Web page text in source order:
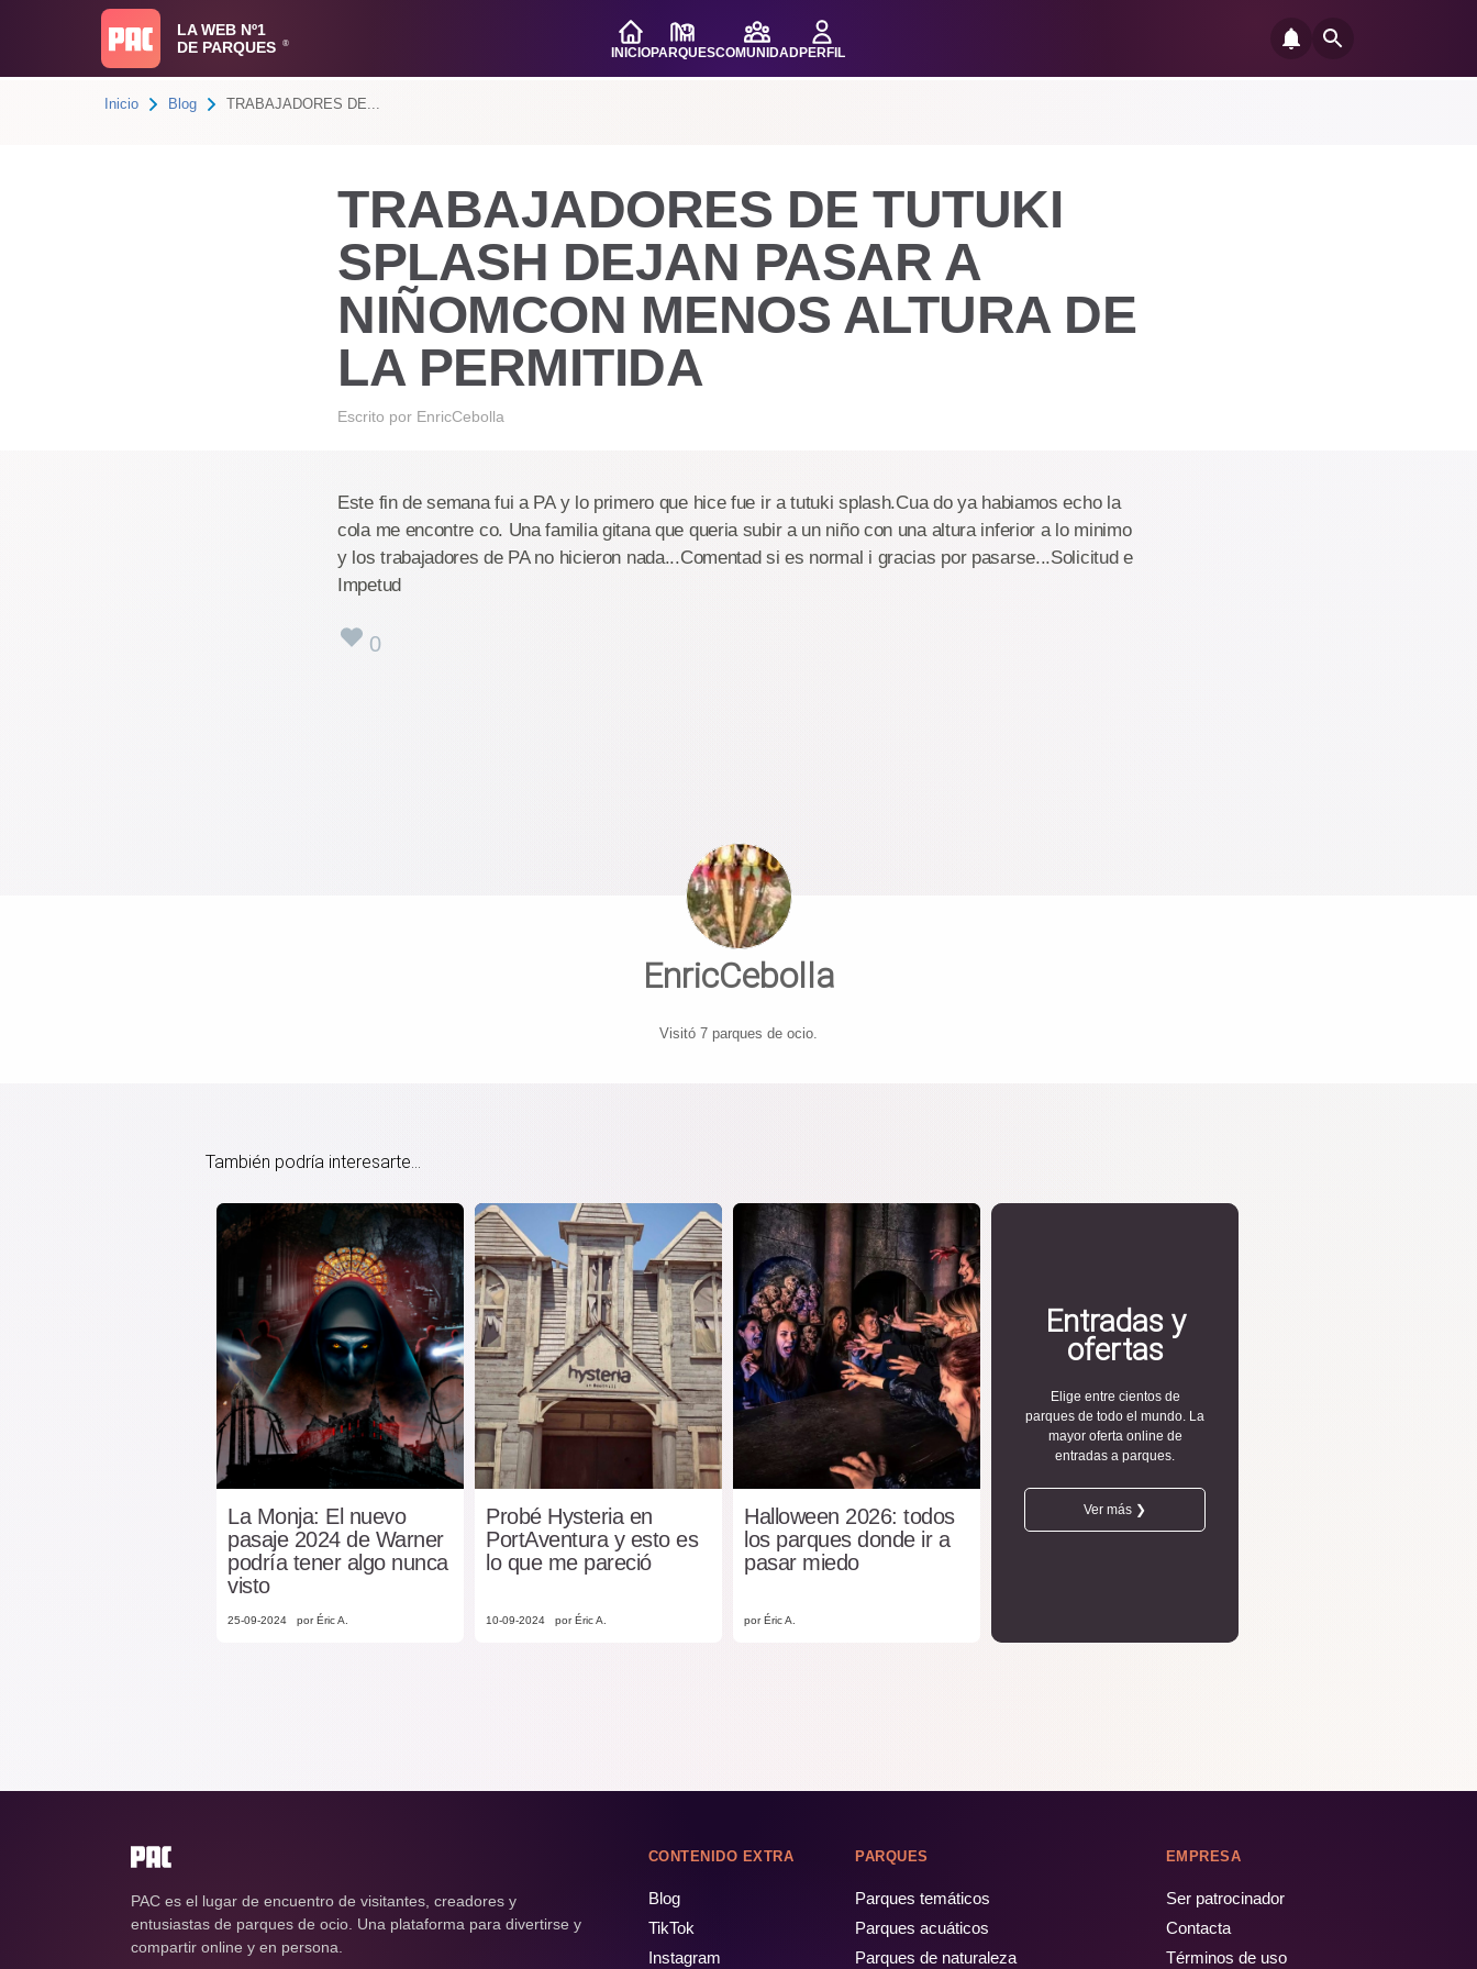
LA WEB Nº1
DE PARQUES
®
INICIOPARQUESCOMUNIDADPERFIL
Inicio Blog TRABAJADORES DE...
TRABAJADORES DE TUTUKI
SPLASH DEJAN PASAR A
NIÑOMCON MENOS ALTURA DE
LA PERMITIDA
Escrito por EnricCebolla
Este fin de semana fui a PA y lo primero que hice fue ir a tutuki splash.Cua do ya habiamos echo la
cola me encontre co. Una familia gitana que queria subir a un niño con una altura inferior a lo minimo
y los trabajadores de PA no hicieron nada...Comentad si es normal i gracias por pasarse...Solicitud e
Impetud
0
EnricCebolla
Visitó 7 parques de ocio.
También podría interesarte...
La Monja: El nuevo
pasaje 2024 de Warner
podría tener algo nunca
visto
25-09-2024 por Éric A.
Probé Hysteria en
PortAventura y esto es
lo que me pareció
10-09-2024 por Éric A.
Halloween 2026: todos
los parques donde ir a
pasar miedo
por Éric A.
Entradas y
ofertas
Elige entre cientos de
parques de todo el mundo. La
mayor oferta online de
entradas a parques.
Ver más ❯
PAC es el lugar de encuentro de visitantes, creadores y
entusiastas de parques de ocio. Una plataforma para divertirse y
compartir online y en persona.
CONTENIDO EXTRA
Blog
TikTok
Instagram
PARQUES
Parques temáticos
Parques acuáticos
Parques de naturaleza
EMPRESA
Ser patrocinador
Contacta
Términos de uso